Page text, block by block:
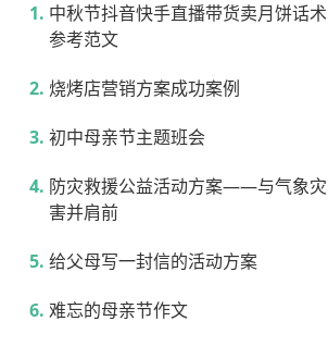
中秋节抖音快手直播带货卖月饼话术
参考范文
烧烤店营销方案成功案例
初中母亲节主题班会
防灾救援公益活动方案——与气象灾
害并肩前
给父母写一封信的活动方案
难忘的母亲节作文